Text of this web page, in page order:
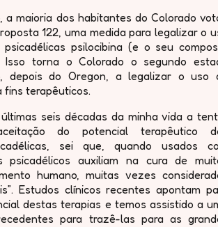
a maioria dos habitantes do Colorado
122, uma medida para legalizar o
psicadélicas psilocibina (e o seu
Isso torna o Colorado o segundo
depois do Oregon, a legalizar o uso
fins terapêuticos.
seis décadas da minha vida a
do potencial terapêutico
sei que, quando usados
psicadélicos auxiliam na cura de
humano, muitas vezes
Estudos clínicos recentes apontam
destas terapias e temos assistido a
para trazê-las para as